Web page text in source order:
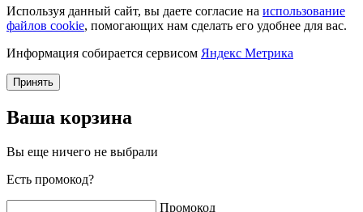
Используя данный сайт, вы даете согласие на использование
файлов cookie, помогающих нам сделать его удобнее для вас.
Информация собирается сервисом Яндекс Метрика
Принять
Ваша корзина
Вы еще ничего не выбрали
Есть промокод?
Промокод